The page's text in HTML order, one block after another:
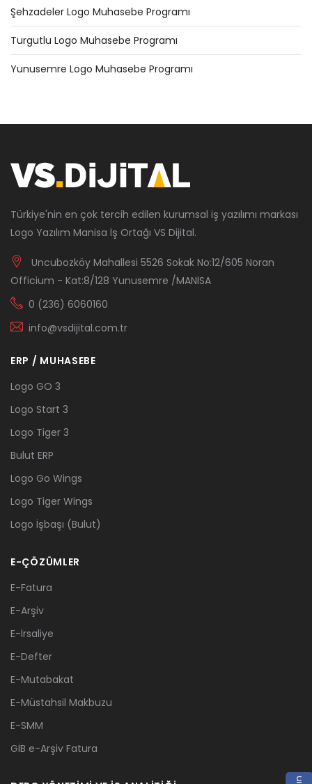
Şehzadeler Logo Muhasebe Programı
Turgutlu Logo Muhasebe Programı
Yunusemre Logo Muhasebe Programı
Türkiye'nin en çok tercih edilen kurumsal iş yazılımı markası
Logo Yazılım Manisa İş Ortağı VS Dijital.
Uncubozköy Mahallesi 5526 Sokak No:12/605 Noran
Officium - Kat:8/128 Yunusemre /MANİSA
0 (236) 6060160
info@vsdijital.com.tr
ERP / MUHASEBE
Logo GO 3
Logo Start 3
Logo Tiger 3
Bulut ERP
Logo Go Wings
Logo Tiger Wings
Logo İşbaşı (Bulut)
E-ÇÖZÜMLER
E-Fatura
E-Arşiv
E-İrsaliye
E-Defter
E-Mutabakat
E-Müstahsil Makbuzu
E-SMM
GİB e-Arşiv Fatura